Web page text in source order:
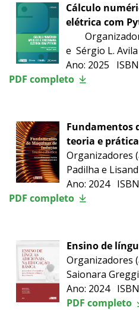
Cálculo
elétrica
e Sérgio L. Avila
Ano: 2025
PDF completo
Fundamentos
teoria e prática
Organizadores
Padilha e
Ano: 2024
PDF completo
Ensino de
Organizadores
Saionara
Ano: 2024
PDF completo